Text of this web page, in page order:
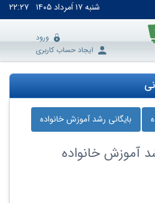
شنبه۱۷ اَمرداد ۱۴۰۵ ۲۲:۲۷
ورود
ایجاد حساب کاربری
بایگانی رشد آموزش خانواده
آموزش خانواده